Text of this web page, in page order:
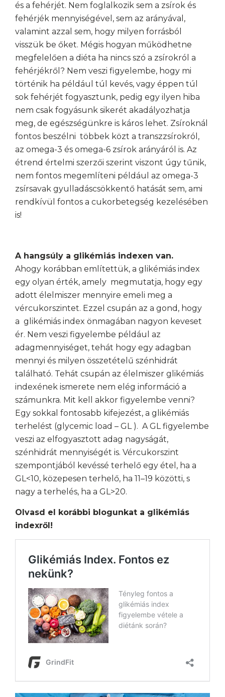
és a fehérjét. Nem foglalkozik sem a zsírok és
fehérjék mennyiségével, sem az arányával,
valamint azzal sem, hogy milyen forrásból
visszük be őket. Mégis hogyan működhetne
megfelelően a diéta ha nincs szó a zsírokról a
fehérjékről? Nem veszi figyelembe, hogy mi
történik ha például túl kevés, vagy éppen túl
sok fehérjét fogyasztunk, pedig egy ilyen hiba
nem csak fogyásunk sikerét akadályozhatja
meg, de egészségünkre is káros lehet. Zsíroknál
fontos beszélni többek közt a transzzsírokról,
az omega-3 és omega-6 zsírok arányáról is. Az
étrend értelmi szerzői szerint viszont úgy tűnik,
nem fontos megemlíteni például az omega-3
zsírsavak gyulladáscsökkentő hatását sem, ami
rendkívül fontos a cukorbetegség kezelésében
is!
A hangsúly a glikémiás indexen van.
Ahogy korábban említettük, a glikémiás index
egy olyan érték, amely megmutatja, hogy egy
adott élelmiszer mennyire emeli meg a
vércukorszintet. Ezzel csupán az a gond, hogy
a glikémiás index önmagában nagyon keveset
ér. Nem veszi figyelembe például az
adagmennyiséget, tehát hogy egy adagban
mennyi és milyen összetételű szénhidrát
található. Tehát csupán az élelmiszer glikémiás
indexének ismerete nem elég információ a
számunkra. Mit kell akkor figyelembe venni?
Egy sokkal fontosabb kifejezést, a glikémiás
terhelést (glycemic load – GL ). A GL figyelembe
veszi az elfogyasztott adag nagyságát,
szénhidrát mennyiségét is. Vércukorszint
szempontjából kevéssé terhelő egy étel, ha a
GL<10, közepesen terhelő, ha 11–19 közötti, s
nagy a terhelés, ha a GL>20.
Olvasd el korábbi blogunkat a glikémiás
indexről!